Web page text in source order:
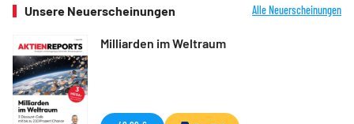
Unsere Neuerscheinungen Alle Neuerscheinungen
Milliarden im Weltraum